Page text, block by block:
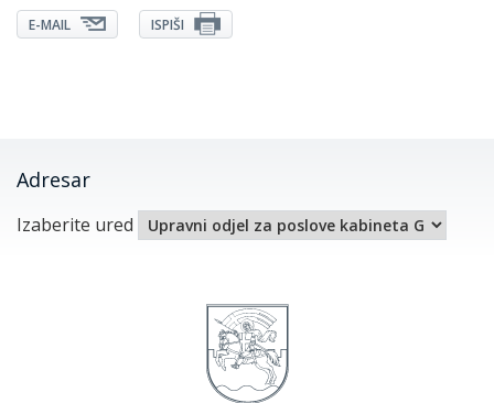
E-MAIL ISPIŠI
Adresar
Izaberite ured